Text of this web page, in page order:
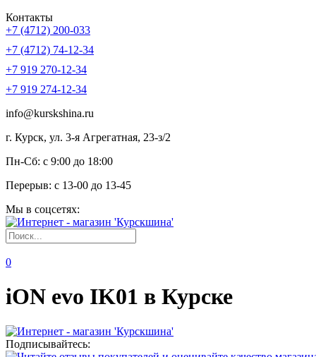
Контакты
+7 (4712) 200-033
+7 (4712) 74-12-34
+7 919 270-12-34
+7 919 274-12-34
info@kurskshina.ru
г. Курск, ул. 3-я Агрегатная, 23-з/2
Пн-Сб: с 9:00 до 18:00
Перерыв: с 13-00 до 13-45
Мы в соцсетях:
0
iON evo IK01 в Курске
Подписывайтесь: